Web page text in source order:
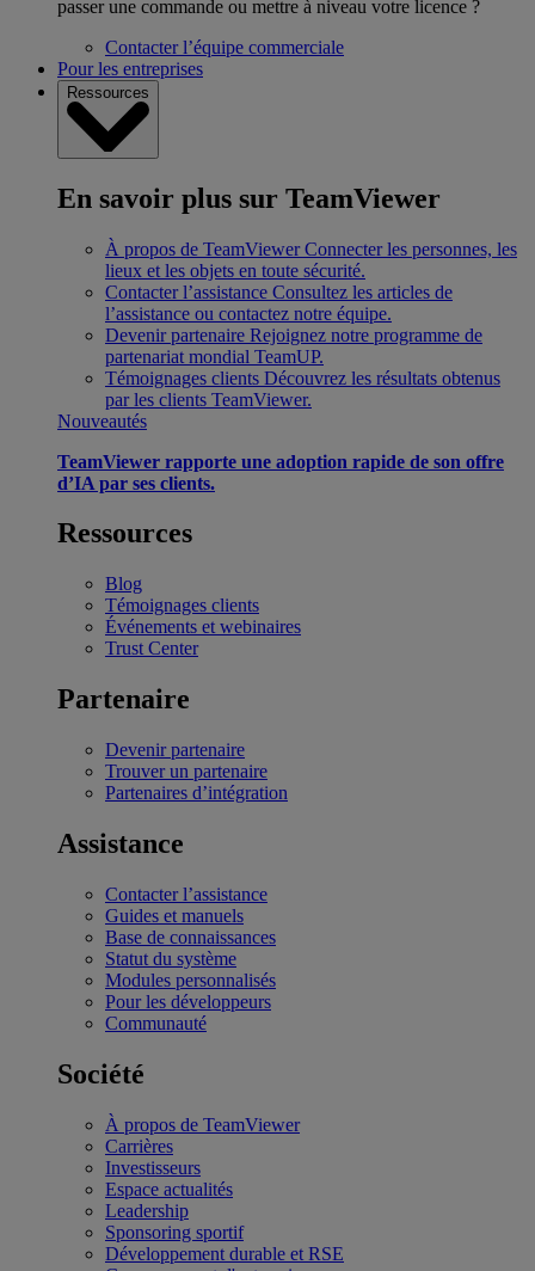
passer une commande ou mettre à niveau votre licence ?
Contacter l’équipe commerciale
Pour les entreprises
Ressources
En savoir plus sur TeamViewer
À propos de TeamViewer Connecter les personnes, les
lieux et les objets en toute sécurité.
Contacter l’assistance Consultez les articles de
l’assistance ou contactez notre équipe.
Devenir partenaire Rejoignez notre programme de
partenariat mondial TeamUP.
Témoignages clients Découvrez les résultats obtenus
par les clients TeamViewer.
Nouveautés
TeamViewer rapporte une adoption rapide de son offre
d’IA par ses clients.
Ressources
Blog
Témoignages clients
Événements et webinaires
Trust Center
Partenaire
Devenir partenaire
Trouver un partenaire
Partenaires d’intégration
Assistance
Contacter l’assistance
Guides et manuels
Base de connaissances
Statut du système
Modules personnalisés
Pour les développeurs
Communauté
Société
À propos de TeamViewer
Carrières
Investisseurs
Espace actualités
Leadership
Sponsoring sportif
Développement durable et RSE